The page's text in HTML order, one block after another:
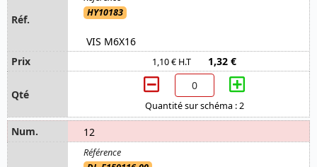
HY10183
VIS M6X16
1,10 € H.T 1,32 €
Quantité sur schéma : 2
12